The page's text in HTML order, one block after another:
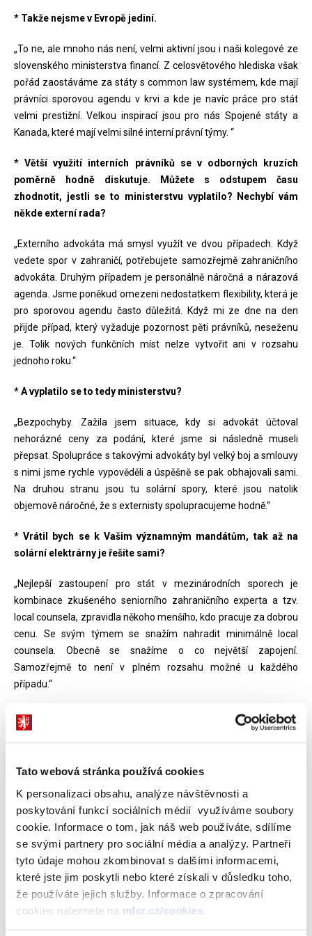
Tato webová stránka používá cookies
K personalizaci obsahu, analýze návštěvnosti a
poskytování funkcí sociálních médií využíváme soubory
cookie. Informace o tom, jak náš web používáte, sdílíme
se svými partnery pro sociální média a analýzy. Partneři
tyto údaje mohou zkombinovat s dalšími informacemi,
které jste jim poskytli nebo které získali v důsledku toho,
že používáte jejich služby. Informace o zpracování
cookies naleznete na mfcr.cz/cookies
* Takže nejsme v Evropě jediní.
„To ne, ale mnoho nás není, velmi aktivní jsou i naši kolegové ze
slovenského ministerstva financí. Z celosvětového hlediska však
pořád zaostáváme za státy s common law systémem, kde mají
právníci sporovou agendu v krvi a kde je navíc práce pro stát
velmi prestižní. Velkou inspirací jsou pro nás Spojené státy a
Kanada, které mají velmi silné interní právní týmy. “
* Větší využití interních právníků se v odborných kruzích
poměrně hodně diskutuje. Můžete s odstupem času
zhodnotit, jestli se to ministerstvu vyplatilo? Nechybí vám
někde externí rada?
„Externího advokáta má smysl využít ve dvou případech. Když
vedete spor v zahraničí, potřebujete samozřejmě zahraničního
advokáta. Druhým případem je personálně náročná a nárazová
agenda. Jsme poněkud omezeni nedostatkem flexibility, která je
pro sporovou agendu často důležitá. Když mi ze dne na den
přijde případ, který vyžaduje pozornost pěti právníků, neseženu
je. Tolik nových funkčních míst nelze vytvořit ani v rozsahu
jednoho roku.“
* A vyplatilo se to tedy ministerstvu?
„Bezpochyby. Zažila jsem situace, kdy si advokát účtoval
nehorázné ceny za podání, které jsme si následně museli
přepsat. Spolupráce s takovými advokáty byl velký boj a smlouvy
s nimi jsme rychle vypověděli a úspěšně se pak obhajovali sami.
Na druhou stranu jsou tu solární spory, které jsou natolik
objemově náročné, že s externisty spolupracujeme hodně.“
* Vrátil bych se k Vašim významným mandátům, tak až na
solární elektrárny je řešíte sami?
„Nejlepší zastoupení pro stát v mezinárodních sporech je
kombinace zkušeného seniorního zahraničního experta a tzv.
local counsela, zpravidla někoho menšího, kdo pracuje za dobrou
cenu. Se svým týmem se snažím nahradit minimálně local
counsela. Obecně se snažíme o co největší zapojení.
Samozřejmě to není v plném rozsahu možné u každého
případu.“
* To klade na každého člena týmu mimořádné odborné
podmínky...
zahraničí a arbitrážím rozumí. Určitě je ale co zlepšovat. Doufám,
že tato práce časem zaujme i zkušené české právníky.“
* Jak je to na jiných resortech? Jste výjimkou?
„Nejsme. Osobně znám práci vládního zmocněnce Martina
Smolka a jeho tým je fantastický. Ve státní správě potkáte řadu
šikovných lidí. I sem na ministerstvo financí, do sekce
vnitrostátních sporů, jich spousta přišla.“